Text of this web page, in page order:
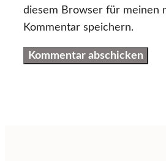
diesem Browser für meinen
Kommentar speichern.